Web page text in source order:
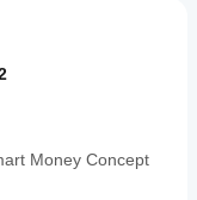
Money Concept